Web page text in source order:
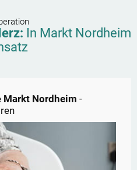
In Markt Nordheim
Markt Nordheim -